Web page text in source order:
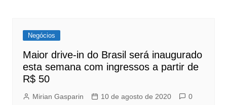
Negócios
Maior drive-in do Brasil será inaugurado
esta semana com ingressos a partir de
R$ 50
Mirian Gasparin 10 de agosto de 2020 0